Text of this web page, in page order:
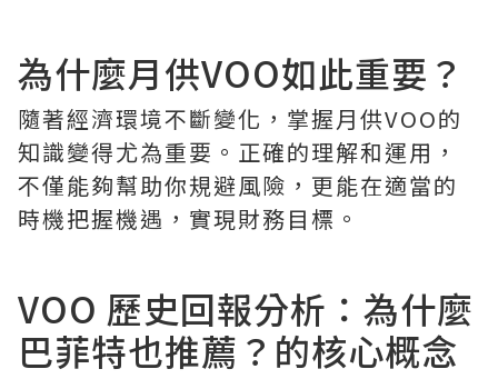
為什麼月供VOO如此重要？
隨著經濟環境不斷變化，掌握月供VOO的
知識變得尤為重要。正確的理解和運用，
不僅能夠幫助你規避風險，更能在適當的
時機把握機遇，實現財務目標。
VOO 歷史回報分析：為什麼
巴菲特也推薦？的核心概念